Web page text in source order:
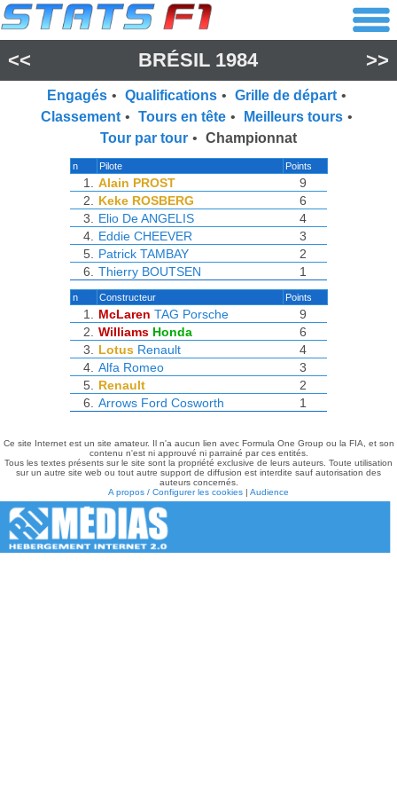
<< BRÉSIL 1984 >>
Engagés • Qualifications • Grille de départ •
Classement • Tours en tête • Meilleurs tours •
Tour par tour • Championnat
n Pilote Points
1. Alain PROST
9
2.
Keke ROSBERG
6
3.
Elio De ANGELIS
4
4.
Eddie CHEEVER
3
5.
Patrick TAMBAY
2
6.
Thierry BOUTSEN 1
n Constructeur Points
1. McLaren TAG Porsche
9
2.
Williams Honda
6
3.
Lotus Renault
4
4. Alfa Romeo
3
5.
Renault
2
6.
Arrows Ford Cosworth 1
Ce site Internet est un site amateur. Il n'a aucun lien avec Formula One Group ou la FIA, et son
contenu n'est ni approuvé ni parrainé par ces entités.
Tous les textes présents sur le site sont la propriété exclusive de leurs auteurs. Toute utilisation
sur un autre site web ou tout autre support de diffusion est interdite sauf autorisation des
auteurs concernés.
A propos / Configurer les cookies | Audience